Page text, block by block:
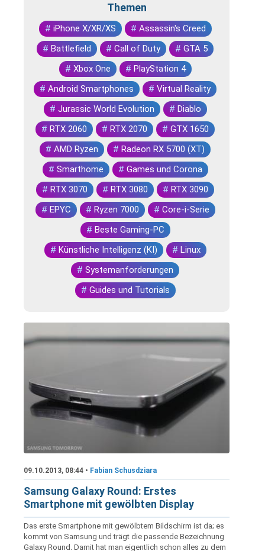
Themen
# iPhone X/XR/XS # Assassin's Creed
# Battlefield # Call of Duty # GTA 5
# Xbox One # PlayStation 4
# Android Smartphones # Virtual Reality
# Jurassic World Evolution # Diablo
# RTX 2060 # RTX 2070 # GTX 1650
# AMD Ryzen # Radeon RX 5700 (XT)
# Smarthome # Games und Corona
# RTX 3070 # RTX 3080 # RTX 3090
# EPYC # Ryzen 7000 # Core-i-Serie
# Beste Gaming-PC
# Künstliche Intelligenz (KI) # Linux
# Systemanforderungen
# Guides und Tutorials
09.10.2013, 08:44 • Fabian Schusdziara
Samsung Galaxy Round: Erstes
Smartphone mit gewölbten Display
Das erste Smartphone mit gewölbtem Bildschirm ist da; es
kommt von Samsung und trägt die passende Bezeichnung
Galaxy Round. Damit hat man eigentlich schon alles zu dem